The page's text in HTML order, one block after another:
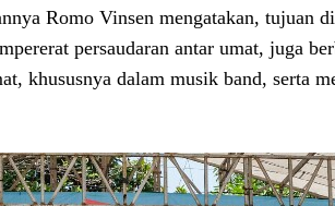
Romo Vinsen mengatakan, tujuan
persaudaran antar umat, juga
khususnya dalam musik band, serta